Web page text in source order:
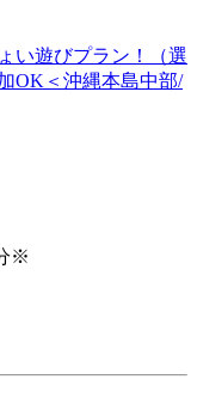
い遊びプラン！（選
OK＜沖縄本島中部/
※